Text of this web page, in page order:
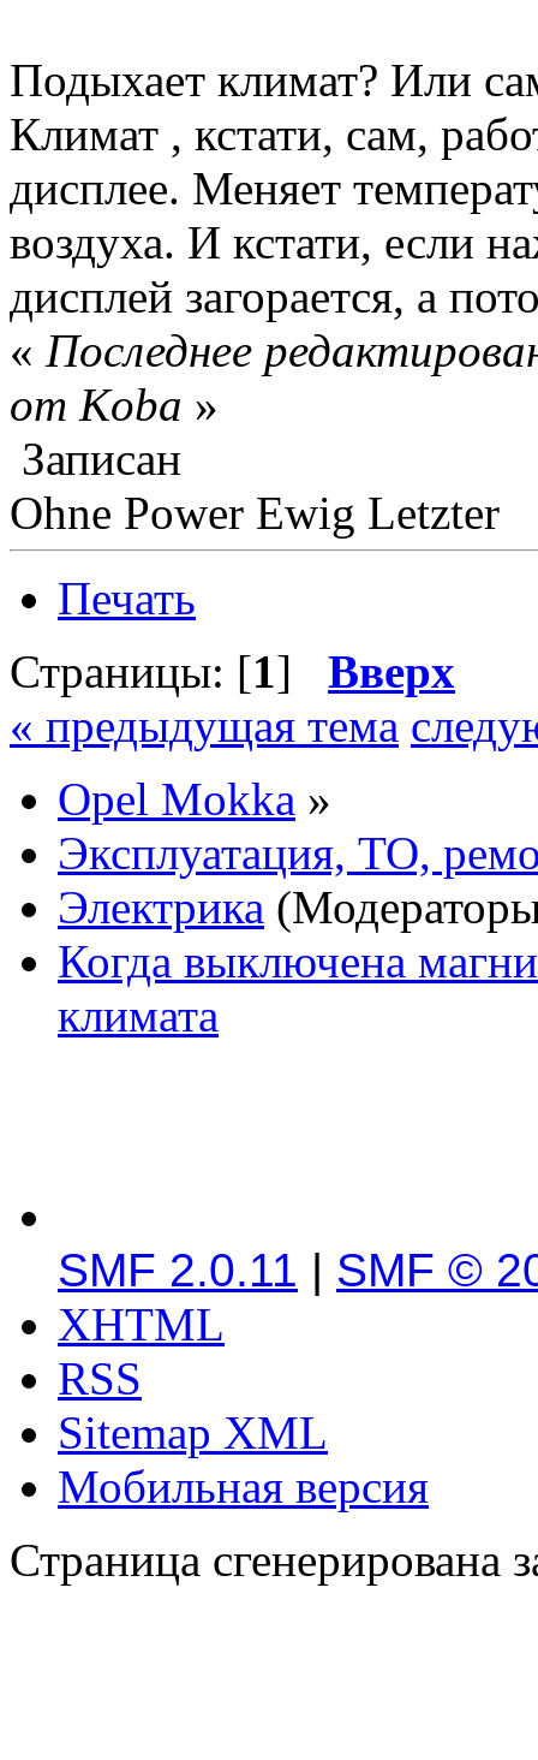
Подыхает климат? Или
Климат , кстати, сам,
дисплее. Меняет
воздуха. И кстати, если
дисплей загорается, а
« Последнее
от Koba »
Записан
Ohne Power Ewig Letzter
Печать
Страницы: [1] Вверх
« предыдущая тема
Opel Mokka »
Эксплуатация, ТО,
Электрика
Когда выключена
климата
SMF 2.0.11 | SMF ©
XHTML
RSS
Sitemap XML
Мобильная версия
Страница сгенерирована